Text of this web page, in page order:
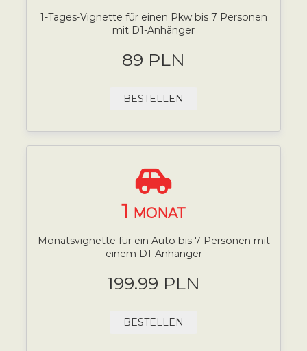
1-Tages-Vignette für einen Pkw bis 7 Personen
mit D1-Anhänger
89 PLN
BESTELLEN
1 MONAT
Monatsvignette für ein Auto bis 7 Personen mit
einem D1-Anhänger
199.99 PLN
BESTELLEN